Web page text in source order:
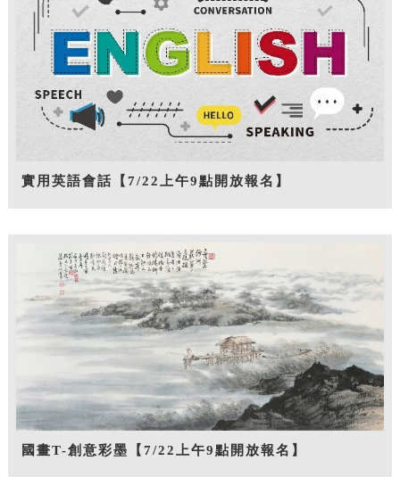
實用英語會話【7/22上午9點開放報名】
國畫T-創意彩墨【7/22上午9點開放報名】